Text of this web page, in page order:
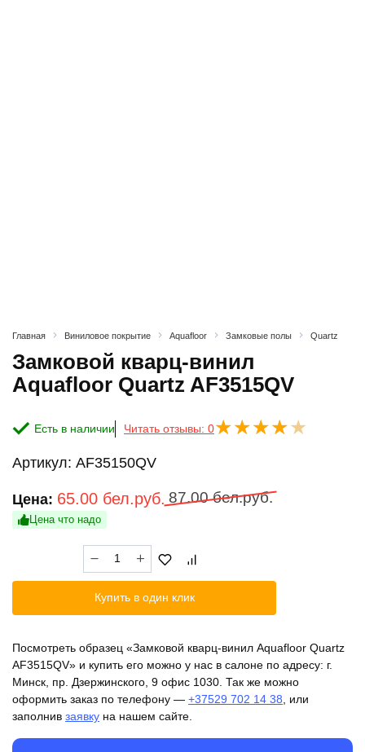
Главная Виниловое покрытие Aquafloor Замковые полы Quartz
Замковой кварц-винил
Aquafloor Quartz AF3515QV
Есть в наличии Читать отзывы: 0
Артикул: AF35150QV
Цена: 87.00бел.руб.
Первоначальная
цена
составляла
87.00 бел.руб..
65.00 бел.руб.
Текущая
цена:
65.00 бел.руб..
Цена что надо
Количество
товара
кварц-
Quartz
AF3515QV
Купить в один клик
Посмотреть образец «Замковой кварц-винил Aquafloor Quartz
AF3515QV» и купить его можно у нас в салоне по адресу: г.
Минск, пр. Дзержинского, 9 офис 1030. Так же можно
оформить заказ по телефону — +37529 702 14 38 , или
заполнив заявку на нашем сайте.